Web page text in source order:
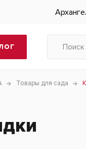
Товары для сада